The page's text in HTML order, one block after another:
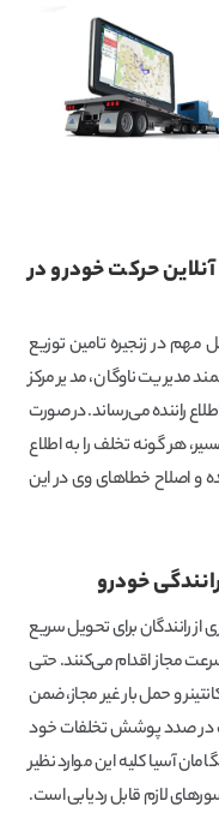
حرکت خودرو در
مهم در زنجیره تامین توزیع
مدیریت ناوگان، مدیر مرکز
راننده می‌رساند. در صورت
هر گونه تخلف را به اطلاع
و اصلاح خطاهای وی در این
خودرو
رانندگان برای تحویل سریع
مجاز اقدام می‌کنند. حتی
و حمل بار غیر مجاز، ضمن
در صدد پوشش تخلفات خود
آسیا کلیه این موارد نظیر
لازم قابل ردیابی است.